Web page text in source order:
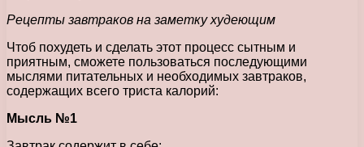
Рецепты завтраков на заметку худеющим
Чтоб похудеть и сделать этот процесс сытным и
приятным, сможете пользоваться последующими
мыслями питательных и необходимых завтраков,
содержащих всего триста калорий:
Мысль №1